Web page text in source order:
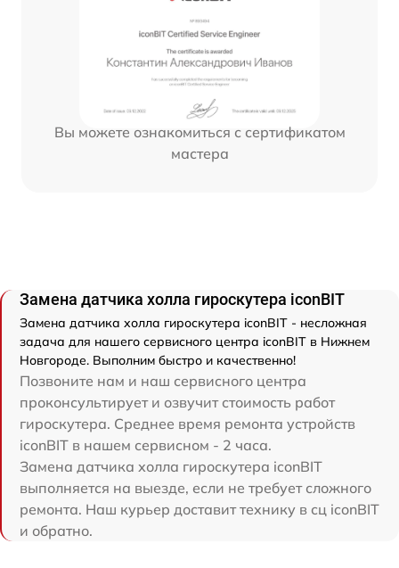
Вы можете ознакомиться с сертификатом
мастера
Замена датчика холла гироскутера iconBIT
Замена датчика холла гироскутера iconBIT - несложная
задача для нашего сервисного центра iconBIT в Нижнем
Новгороде. Выполним быстро и качественно!
Позвоните нам и наш сервисного центра
проконсультирует и озвучит стоимость работ
гироскутера. Среднее время ремонта устройств
iconBIT в нашем сервисном - 2 часа.
Замена датчика холла гироскутера iconBIT
выполняется на выезде, если не требует сложного
ремонта. Наш курьер доставит технику в сц iconBIT
и обратно.